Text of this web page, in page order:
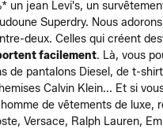
un jean Levi's, un
Superdry. Nous
deux. Celles qui créent des
facilement. Là, vous
de pantalons Diesel, de t-
Calvin Klein... Et si
de vêtements de luxe,
Versace, Ralph Lauren,